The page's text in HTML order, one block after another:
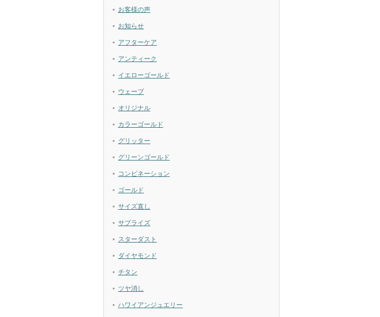
お客様の声
お知らせ
アフターケア
アンティーク
イエローゴールド
ウェーブ
オリジナル
カラーゴールド
グリッター
グリーンゴールド
コンビネーション
ゴールド
サイズ直し
サプライズ
スターダスト
ダイヤモンド
チタン
ツヤ消し
ハワイアンジュエリー